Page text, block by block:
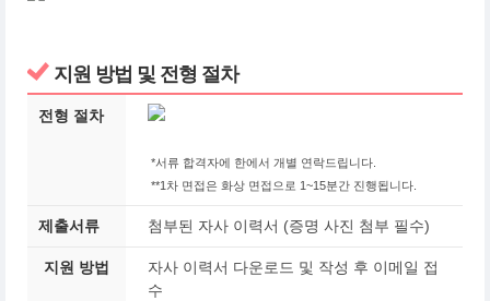
지원 방법 및 전형 절차
전형 절차
*서류 합격자에 한에서 개별 연락드립니다.
**1차 면접은 화상 면접으로 1~15분간 진행됩니다.
제출서류 첨부된 자사 이력서 (증명 사진 첨부 필수)
지원 방법
자사 이력서 다운로드 및 작성 후 이메일 접
수